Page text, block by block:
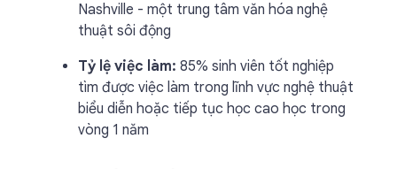
Nashville - một trung tâm văn hóa nghệ
thuật sôi động
Tỷ lệ việc làm: 85% sinh viên tốt nghiệp
tìm được việc làm trong lĩnh vực nghệ thuật
biểu diễn hoặc tiếp tục học cao học trong
vòng 1 năm